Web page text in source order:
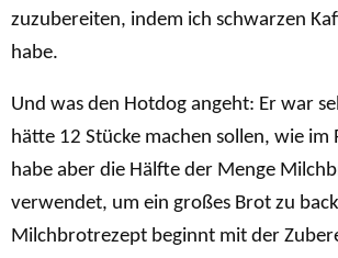
zuzubereiten, indem ich schwarzen
habe.
Und was den Hotdog angeht: Er war
hätte 12 Stücke machen sollen, wie im
habe aber die Hälfte der Menge
verwendet, um ein großes Brot zu
Milchbrotrezept beginnt mit der